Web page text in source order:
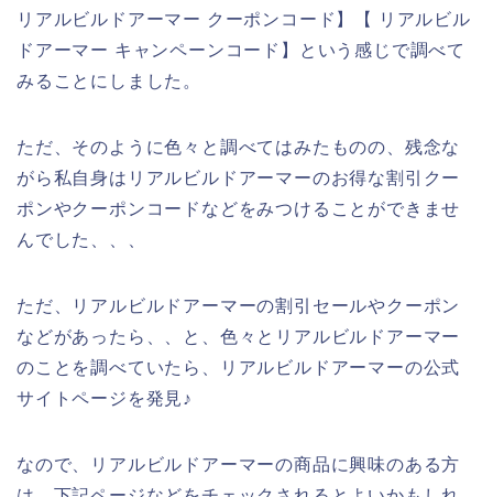
リアルビルドアーマー クーポンコード】【 リアルビル
ドアーマー キャンペーンコード】という感じで調べて
みることにしました。
ただ、そのように色々と調べてはみたものの、残念な
がら私自身はリアルビルドアーマーのお得な割引クー
ポンやクーポンコードなどをみつけることができませ
んでした、、、
ただ、リアルビルドアーマーの割引セールやクーポン
などがあったら、、と、色々とリアルビルドアーマー
のことを調べていたら、リアルビルドアーマーの公式
サイトページを発見♪
なので、リアルビルドアーマーの商品に興味のある方